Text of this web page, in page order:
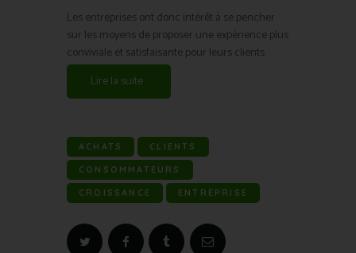
Les entreprises ont donc intérêt à se pencher
sur les moyens de proposer une expérience plus
conviviale et satisfaisante pour leurs clients.
Lire la suite :
ACHATS CLIENTS
CONSOMMATEURS
CROISSANCE ENTREPRISE